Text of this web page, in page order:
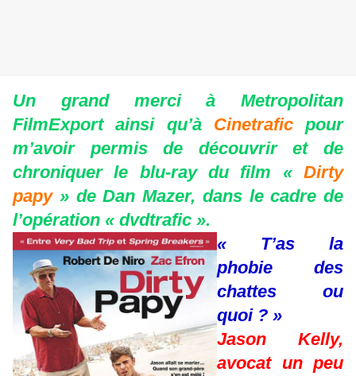
Un grand merci à Metropolitan
FilmExport ainsi qu’à Cinetraficpour
m’avoir permis de découvrir et de
chroniquer le blu-ray du film « Dirty
papy» de Dan Mazer, dans le cadre de
l’opération « dvdtrafic ».
« T’as la
phobie des
chattes ou
quoi ? »
Jason Kelly,
avocat un peu